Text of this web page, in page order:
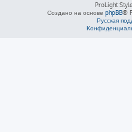
ProLight
Создано на основе phpBB®
Русская